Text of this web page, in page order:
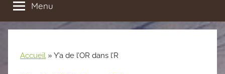
Menu
Accueil » Y’a de l’OR dans l’R